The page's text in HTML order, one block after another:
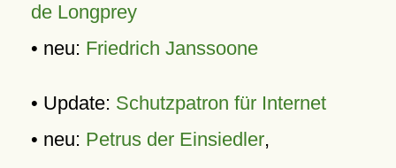
de Longprey
• neu: Friedrich Janssoone
• Update: Schutzpatron für Internet
• neu: Petrus der Einsiedler,